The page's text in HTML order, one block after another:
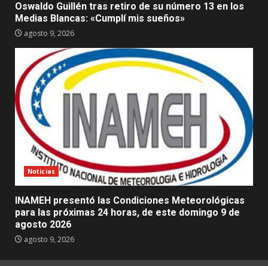
Oswaldo Guillén tras retiro de su número 13 en los
Medias Blancas: «Cumplí mis sueños»
agosto 9, 2026
Noticias
INAMEH presentó las Condiciones Meteorológicas
para las próximas 24 horas, de este domingo 9 de
agosto 2026
agosto 9, 2026